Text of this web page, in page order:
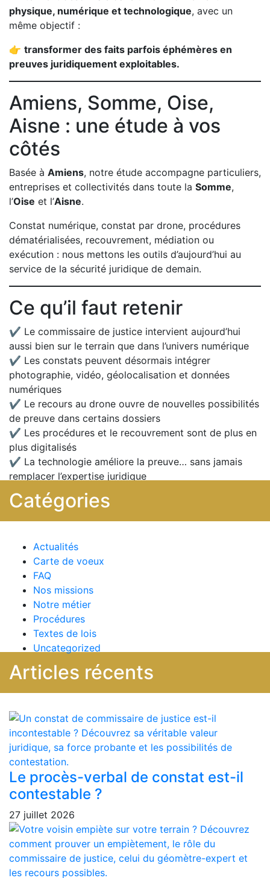
physique, numérique et technologique, avec un
même objectif :
👉 transformer des faits parfois éphémères en
preuves juridiquement exploitables.
Amiens, Somme, Oise,
Aisne : une étude à vos
côtés
Basée à Amiens, notre étude accompagne particuliers,
entreprises et collectivités dans toute la Somme,
l’Oise et l’Aisne.
Constat numérique, constat par drone, procédures
dématérialisées, recouvrement, médiation ou
exécution : nous mettons les outils d’aujourd’hui au
service de la sécurité juridique de demain.
Ce qu’il faut retenir
✔ Le commissaire de justice intervient aujourd’hui
aussi bien sur le terrain que dans l’univers numérique
✔ Les constats peuvent désormais intégrer
photographie, vidéo, géolocalisation et données
numériques
✔ Le recours au drone ouvre de nouvelles possibilités
de preuve dans certains dossiers
✔ Les procédures et le recouvrement sont de plus en
plus digitalisés
✔ La technologie améliore la preuve… sans jamais
remplacer l’expertise juridique
Catégories
Actualités
Carte de voeux
FAQ
Nos missions
Notre métier
Procédures
Textes de lois
Uncategorized
Articles récents
Le procès-verbal de constat est-il
contestable ?
27 juillet 2026